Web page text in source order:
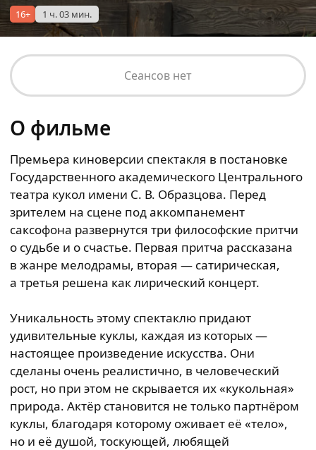
16+ 1 ч. 03 мин.
Сеансов нет
О фильме
Премьера киноверсии спектакля в постановке
Государственного академического Центрального
театра кукол имени С. В. Образцова. Перед
зрителем на сцене под аккомпанемент
саксофона развернутся три философские притчи
о судьбе и о счастье. Первая притча рассказана
в жанре мелодрамы, вторая — сатирическая,
а третья решена как лирический концерт.
Уникальность этому спектаклю придают
удивительные куклы, каждая из которых —
настоящее произведение искусства. Они
сделаны очень реалистично, в человеческий
рост, но при этом не скрывается их «кукольная»
природа. Актёр становится не только партнёром
куклы, благодаря которому оживает её «тело»,
но и её душой, тоскующей, любящей